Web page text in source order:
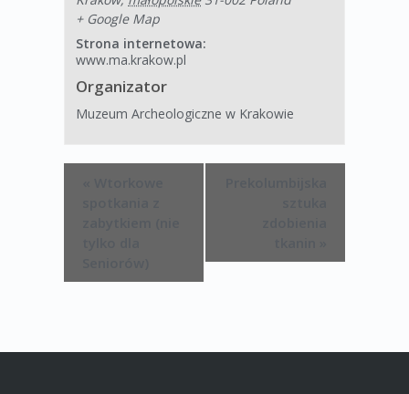
+ Google Map
Strona internetowa:
www.ma.krakow.pl
Organizator
Muzeum Archeologiczne w Krakowie